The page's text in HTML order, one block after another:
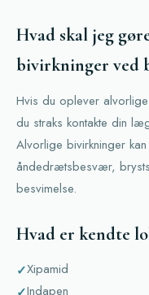
Hvad skal jeg
bivirkninger ved
Hvis du oplever
du straks kontakte din
Alvorlige bivirkninger
åndedrætsbesvær,
besvimelse.
Hvad er kendte
Xipamid
Indapen